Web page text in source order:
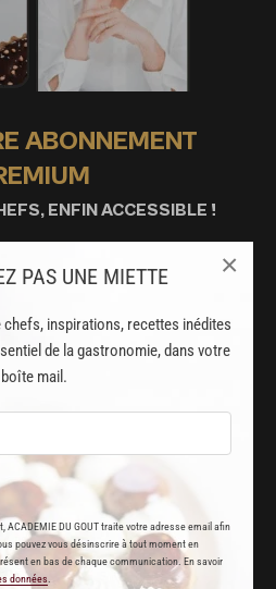
PAS UNE MIETTE
inspirations, recettes inédites
de la gastronomie, dans votre
boîte mail.
DU GOUT traite votre adresse email afin
pouvez vous désinscrire à tout moment en
en bas de chaque communication. En savoir
données
×
ABONNEMENT
ENFIN ACCESSIBLE !
préférés
publicité